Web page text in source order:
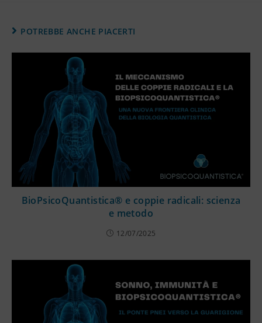
POTREBBE ANCHE PIACERTI
BioPsicoQuantistica® e coppie radicali: scienza
e metodo
12/07/2025